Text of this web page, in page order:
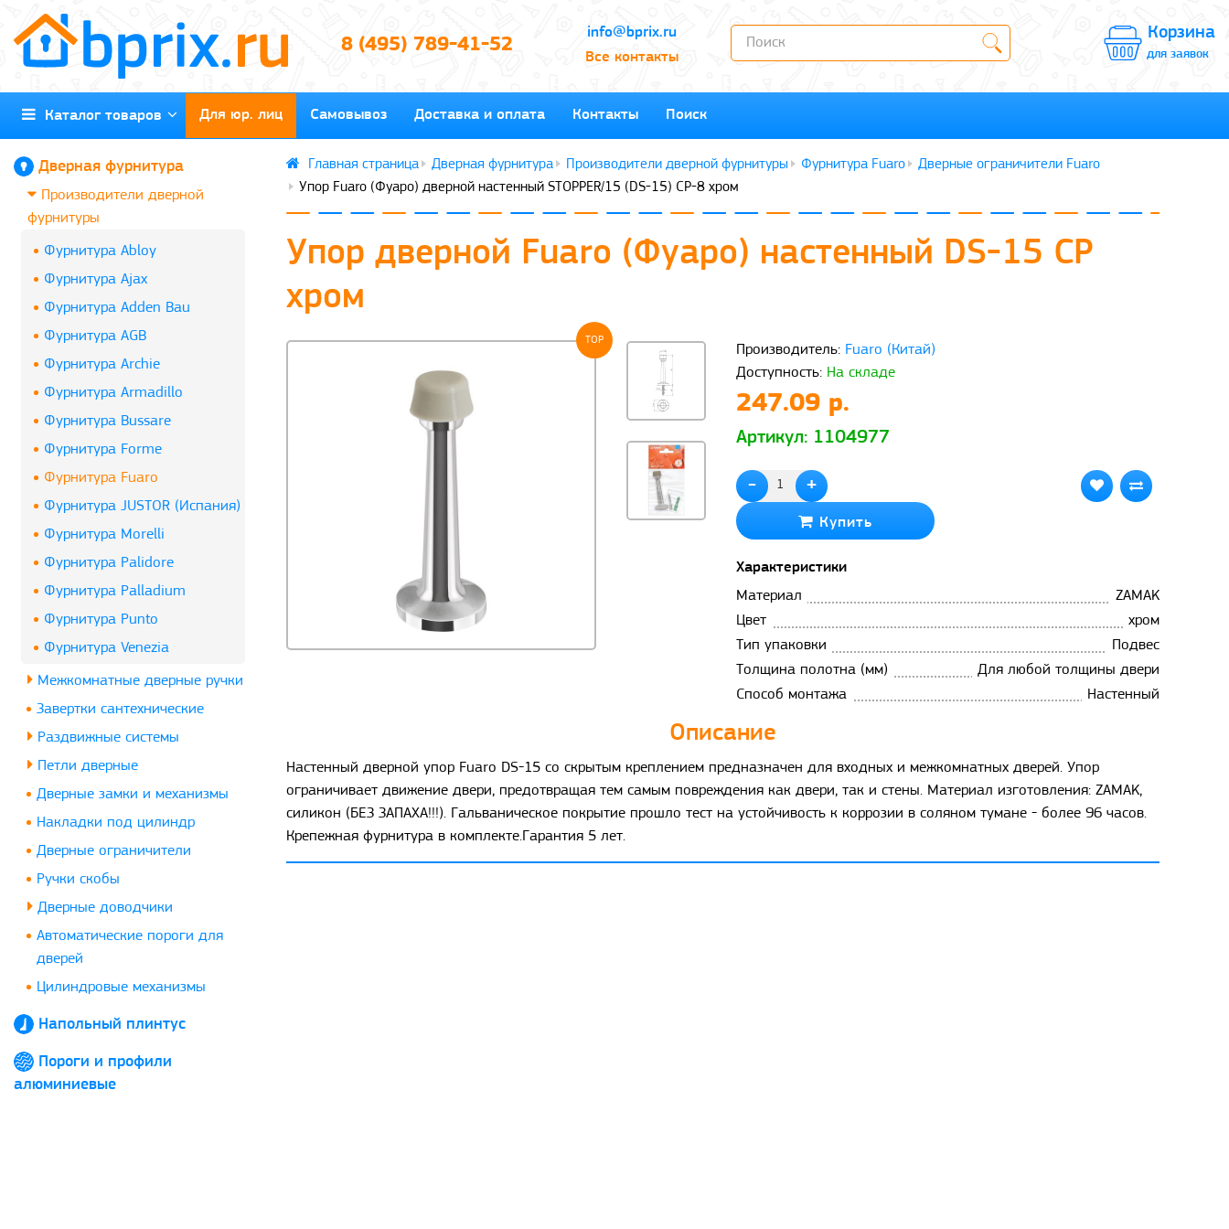
8 (495) 789-41-52
info@bprix.ru
Все контакты
Корзина
для заявок
Каталог товаров Для юр. лиц Самовывоз Доставка и оплата Контакты Поиск
Дверная фурнитура
Производители дверной
фурнитуры
Фурнитура Abloy
Фурнитура Ajax
Фурнитура Adden Bau
Фурнитура AGB
Фурнитура Archie
Фурнитура Armadillo
Фурнитура Bussare
Фурнитура Forme
Фурнитура Fuaro
Фурнитура JUSTOR (Испания)
Фурнитура Morelli
Фурнитура Palidore
Фурнитура Palladium
Фурнитура Punto
Фурнитура Venezia
Межкомнатные дверные ручки
Завертки сантехнические
Раздвижные системы
Петли дверные
Дверные замки и механизмы
Накладки под цилиндр
Дверные ограничители
Ручки скобы
Дверные доводчики
Автоматические пороги для
дверей
Цилиндровые механизмы
Напольный плинтус
Пороги и профили
алюминиевые
Дверная фурнитура Производители дверной фурнитуры Фурнитура Fuaro
Дверные ограничители Fuaro
Упор Fuaro (Фуаро) дверной настенный STOPPER/15 (DS-15) CP-8 хром
Упор дверной Fuaro (Фуаро) настенный DS-15 CP
хром
TOP
Производитель: Fuaro (Китай)
Доступность: На складе
247.09 р.
Артикул: 1104977
- +
Купить
Характеристики
Материал
ZAMAK
Цвет
хром
Тип упаковки
Подвес
Толщина полотна (мм)
Для любой толщины двери
Способ монтажа
Настенный
Описание
Настенный дверной упор Fuaro DS-15 со скрытым креплением предназначен для входных и межкомнатных дверей. Упор
ограничивает движение двери, предотвращая тем самым повреждения как двери, так и стены. Материал изготовления: ZAMAK,
силикон (БЕЗ ЗАПАХА!!!). Гальваническое покрытие прошло тест на устойчивость к коррозии в соляном тумане - более 96 часов.
Крепежная фурнитура в комплекте.Гарантия 5 лет.